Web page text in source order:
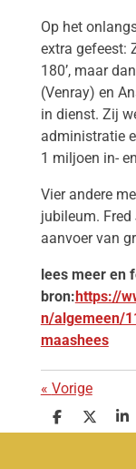
Op het
extra gefeest:
180’, maar
(Venray) en
in dienst. Zij
administratie
1 miljoen in-
Vier andere
jubileum.
aanvoer van
lees meer en
bron:https://
n/algemeen/
maashees
« Vorige
D
e
D
e
S
h